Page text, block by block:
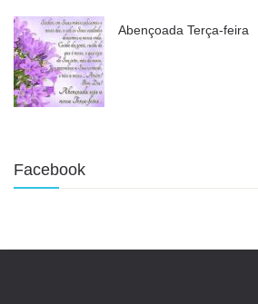
Abençoada Terça-feira
Facebook